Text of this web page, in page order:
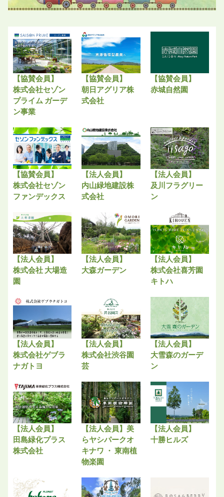
【協賛会員】
株式会社セゾン
プライム ガーデ
ン事業
【協賛会員】
朝日アグリア株
式会社
【協賛会員】
赤城自然園
【協賛会員】
株式会社セゾン
ファンデックス
【法人会員】
内山緑地建設株
式会社
【法人会員】
及川フラグリー
ン
【法人会員】
株式会社 大場造
園
【法人会員】
大森ガーデン
【法人会員】
株式会社喜芳園
キトハ
【法人会員】
株式会社ゲブラ
ナガトヨ
【法人会員】
株式会社渋谷園
芸
【法人会員】
大雪森のガーデ
ン
【法人会員】
田島緑化プラス
株式会社
【法人会員】美
らヤシパークオ
キナワ ・ 東南植
物楽園
【法人会員】
十勝ヒルズ